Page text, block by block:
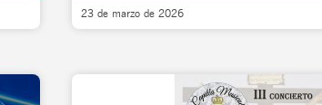
23 de marzo de 2026